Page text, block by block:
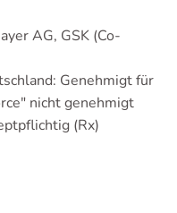
AG, GSK (Co-
Genehmigt für
nicht genehmigt
(Rx)